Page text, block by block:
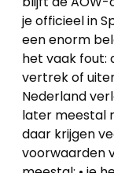
je officieel in
een enorm
het vaak fout:
vertrek of
Nederland
later meestal
daar krijgen
voorwaarden